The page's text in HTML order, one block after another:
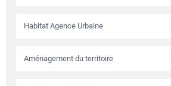
Habitat Agence Urbaine
Aménagement du territoire